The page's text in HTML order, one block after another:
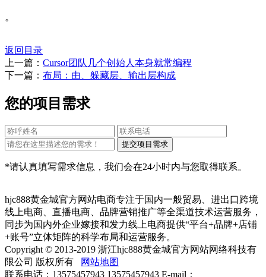
。
返回目录
上一篇： Cursor团队几个创始人本身就常编程
下一篇： 布局：由、躲藏层、输出层构成
您的项目需求
*请认真填写需求信息，我们会在24小时内与您取得联系。
hjc888黄金城官方网站电商专注于国内一般贸易、进出口跨境
线上电商、直播电商、品牌营销推广等全渠道技术运营服务，
同步为国内外企业嫁接和发力线上电商提供“平台+品牌+店铺
+账号”立体矩阵的科学布局和运营服务。
Copyright © 2013-2019 浙江hjc888黄金城官方网站网络科技有
限公司 版权所有
网站地图
联系电话：13575457943 13575457943 E-mail：